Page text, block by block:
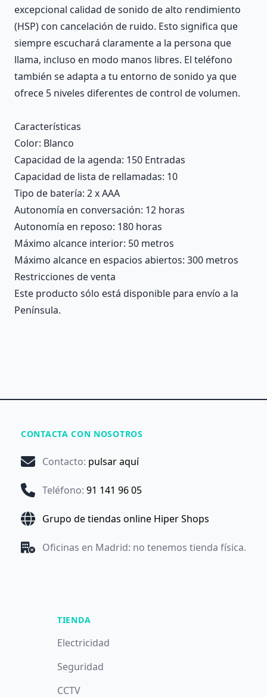
excepcional calidad de sonido de alto rendimiento
(HSP) con cancelación de ruido. Esto significa que
siempre escuchará claramente a la persona que
llama, incluso en modo manos libres. El teléfono
también se adapta a tu entorno de sonido ya que
ofrece 5 niveles diferentes de control de volumen.
Características
Color: Blanco
Capacidad de la agenda: 150 Entradas
Capacidad de lista de rellamadas: 10
Tipo de batería: 2 x AAA
Autonomía en conversación: 12 horas
Autonomía en reposo: 180 horas
Máximo alcance interior: 50 metros
Máximo alcance en espacios abiertos: 300 metros
Restricciones de venta
Este producto sólo está disponible para envío a la
Península.
CONTACTA CON NOSOTROS
Contacto: pulsar aquí
Teléfono: 91 141 96 05
Grupo de tiendas online Hiper Shops
Oficinas en Madrid: no tenemos tienda física.
TIENDA
Electricidad
Seguridad
CCTV